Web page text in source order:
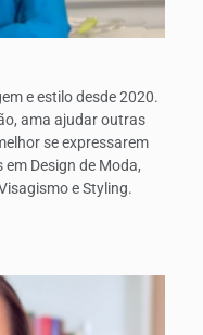
e estilo desde 2020.
ama ajudar outras
se expressarem
Design de Moda,
e Styling.